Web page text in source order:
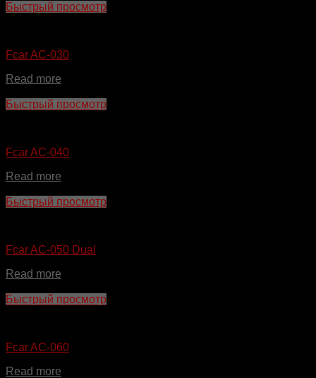
Быстрый просмотр
Fcar AC-030
Read more
Быстрый просмотр
Fcar AC-040
Read more
Быстрый просмотр
Fcar AC-050 Dual
Read more
Быстрый просмотр
Fcar AC-060
Read more